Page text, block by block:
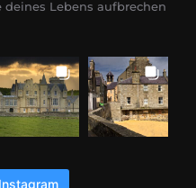
deines Lebens aufbrechen